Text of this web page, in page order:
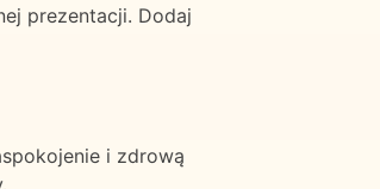
prezentacji. Dodaj
i zdrową